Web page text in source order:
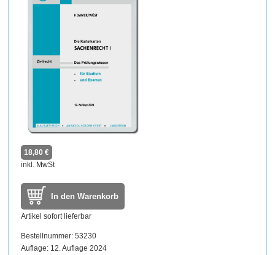
18,80 €
inkl. MwSt
In den Warenkorb
Artikel sofort lieferbar
Bestellnummer: 53230
Auflage: 12. Auflage 2024